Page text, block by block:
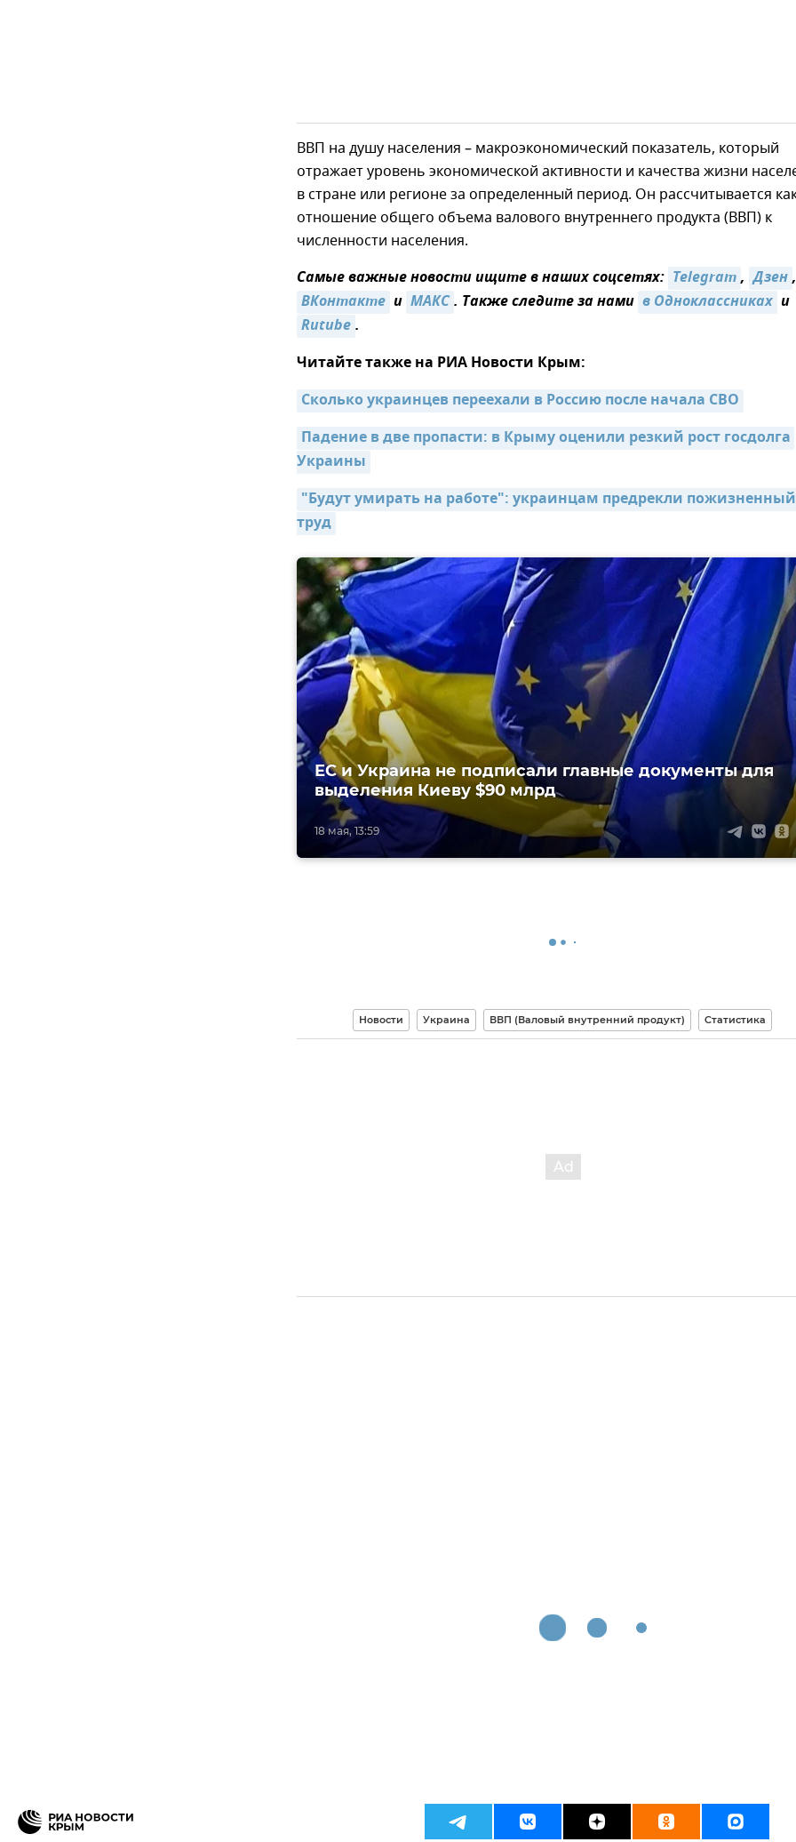
ВВП на душу населения – макроэкономический показатель, который
отражает уровень экономической активности и качества жизни
в стране или регионе за определенный период. Он рассчитывается
отношение общего объема валового внутреннего продукта (ВВП) к
численности населения.
Самые важные новости ищите в наших соцсетях: Telegram, Дзен,
ВКонтакте и МАКС. Также следите за нами в Одноклассниках и
Rutube.
Читайте также на РИА Новости Крым:
Сколько украинцев переехали в Россию после начала СВО
Падение в две пропасти: в Крыму оценили резкий рост госдолга
Украины
"Будут умирать на работе": украинцам предрекли пожизненный
труд
18 мая, 13:59
ЕС и Украина не подписали главные документы для
выделения Киеву $90 млрд
Новости Украина ВВП (Валовый внутренний продукт) Статистика